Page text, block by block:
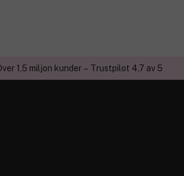
1,5 miljon kunder – Trustpilot 4,7 av 5